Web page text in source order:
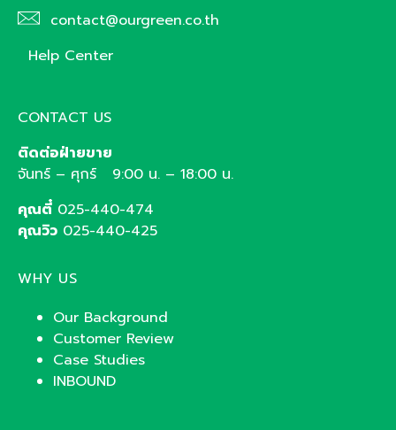
contact@ourgreen.co.th
Help Center
CONTACT US
ติดต่อฝ่ายขาย
จันทร์ – ศุกร์ 9:00 น. – 18:00 น.
คุณตี๋ 025-440-474
คุณวิว 025-440-425
WHY US
Our Background
Customer Review
Case Studies
INBOUND